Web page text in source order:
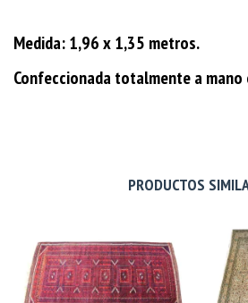
Medida: 1,96 x 1,35 metros.
Confeccionada totalmente a mano
PRODUCTOS